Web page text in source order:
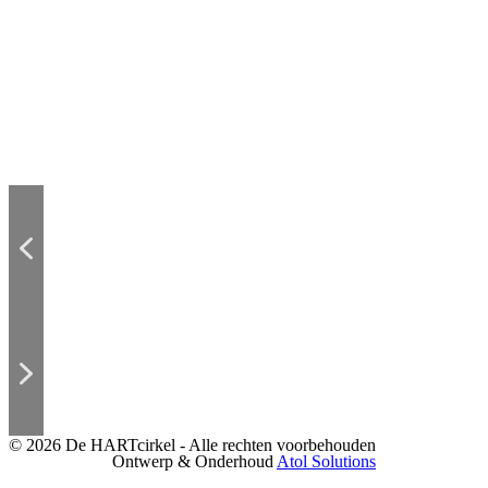
© 2026 De HARTcirkel - Alle rechten voorbehouden
Ontwerp & Onderhoud Atol Solutions